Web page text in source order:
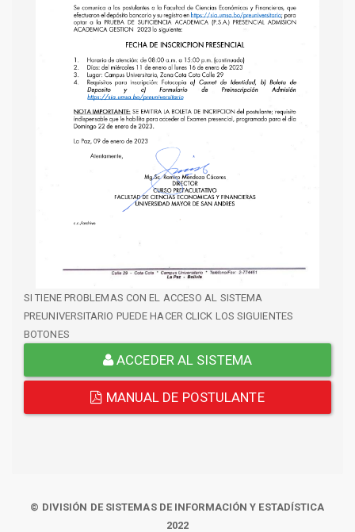
SI TIENE PROBLEMAS CON EL ACCESO AL SISTEMA
PREUNIVERSITARIO PUEDE HACER CLICK LOS SIGUIENTES
BOTONES
ACCEDER AL SISTEMA
MANUAL DE POSTULANTE
© DIVISIÓN DE SISTEMAS DE INFORMACIÓN Y ESTADÍSTICA
2022